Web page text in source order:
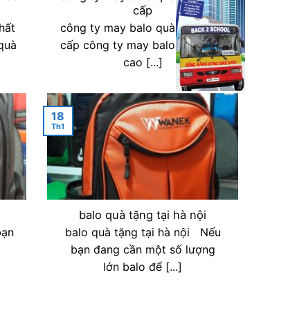
cấp
công ty may balo quà tặng cao
cấp công ty may balo quà tặng
cao [...]
balo quà tặng tại hà nội
balo quà tặng tại hà nội Nếu
bạn đang cần một số lượng
lớn balo để [...]
18
Th1